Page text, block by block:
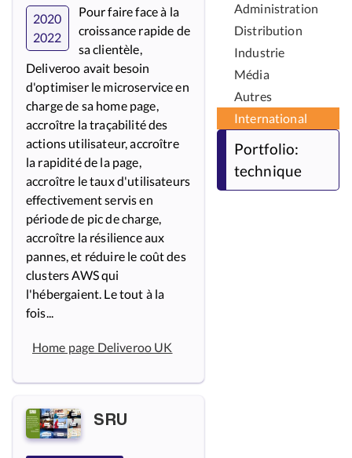
2020
2022
Pour faire face à la
croissance rapide de
sa clientèle,
Deliveroo avait besoin
d'optimiser le microservice en
charge de sa home page,
accroître la traçabilité des
actions utilisateur, accroître
la rapidité de la page,
accroître le taux d'utilisateurs
effectivement servis en
période de pic de charge,
accroître la résilience aux
pannes, et réduire le coût des
clusters AWS qui
l'hébergaient. Le tout à la
fois...
Home page Deliveroo UK
SRU
Administration
Distribution
Industrie
Média
Autres
International
Portfolio:
technique